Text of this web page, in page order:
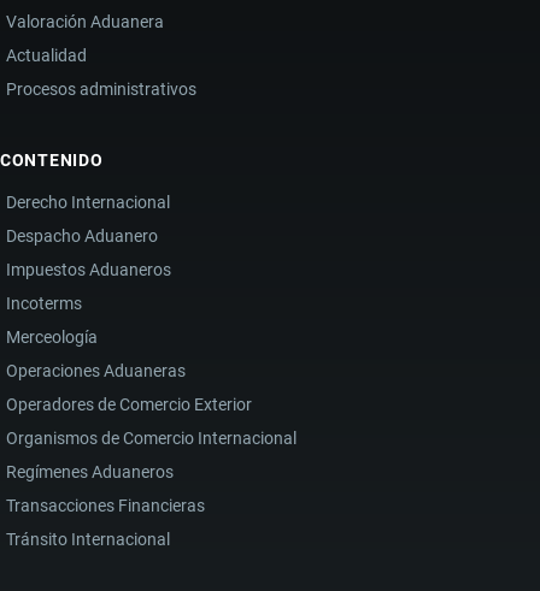
Valoración Aduanera
Actualidad
Procesos administrativos
CONTENIDO
Derecho Internacional
Despacho Aduanero
Impuestos Aduaneros
Incoterms
Merceología
Operaciones Aduaneras
Operadores de Comercio Exterior
Organismos de Comercio Internacional
Regímenes Aduaneros
Transacciones Financieras
Tránsito Internacional